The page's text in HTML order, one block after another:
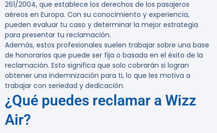
261/2004, que establece los derechos de los pasajeros
aéreos en Europa. Con su conocimiento y experiencia,
pueden evaluar tu caso y determinar la mejor estrategia
para presentar tu reclamación.
Además, estos profesionales suelen trabajar sobre una base
de honorarios que puede ser fija o basada en el éxito de la
reclamación. Esto significa que solo cobrarán si logran
obtener una indemnización para ti, lo que les motiva a
trabajar con seriedad y dedicación.
¿Qué puedes reclamar a Wizz
Air?